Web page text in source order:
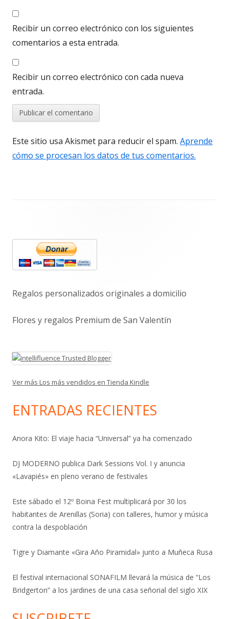
Recibir un correo electrónico con los siguientes
comentarios a esta entrada.
Recibir un correo electrónico con cada nueva
entrada.
Este sitio usa Akismet para reducir el spam. Aprende
cómo se procesan los datos de tus comentarios.
lateral
principal
Regalos personalizados originales a domicilio
Flores y regalos Premium de San Valentín
Ver más Los más vendidos en Tienda Kindle
ENTRADAS RECIENTES
Anora Kito: El viaje hacia “Universal” ya ha comenzado
DJ MODERNO publica Dark Sessions Vol. I y anuncia
«Lavapiés» en pleno verano de festivales
Este sábado el 12º Boina Fest multiplicará por 30 los
habitantes de Arenillas (Soria) con talleres, humor y música
contra la despoblación
Tigre y Diamante «Gira Año Piramidal» junto a Muñeca Rusa
El festival internacional SONAFILM llevará la música de “Los
Bridgerton” a los jardines de una casa señorial del siglo XIX